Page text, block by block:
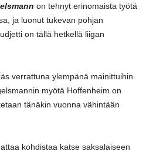
on tehnyt erinomaista työtä
ja luonut tukevan pohjan
on tällä hetkellä liigan
verrattuna ylempänä mainittuihin
myötä Hoffenheim on
tänäkin vuonna vähintään
kohdistaa katse saksalaiseen